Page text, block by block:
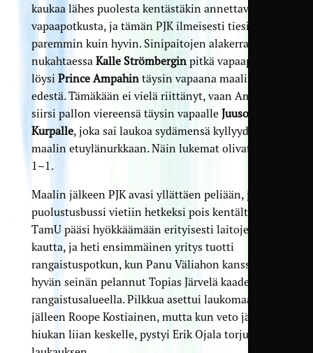
kaukaa lähes puolesta kentästäkin annettavasta
vapaapotkusta, ja tämän PJK ilmeisesti tiesi
paremmin kuin hyvin. Sinipaitojen alakerran
nukahtaessa Kalle Strömberginpitkä vapaapotku
löysi Prince Ampahintäysin vapaana maalin
edestä. Tämäkään ei vielä riittänyt, vaan Ampah
siirsi pallon viereensä täysin vapaalle Juuso
Kurpalle, joka sai laukoa sydämensä kyllyydestä
maalin etuylänurkkaan. Näin lukemat olivat tasan
1–1.
Maalin jälkeen PJK avasi yllättäen peliään, ja
puolustusbussi vietiin hetkeksi pois kentältä.
TamU pääsi hyökkäämään erityisesti laitojen
kautta, ja heti ensimmäinen yritys tuotti
rangaistuspotkun, kun Panu Väliahon kanssa
hyvän seinän pelannut Topias Järvelä kaadettiin
rangaistusalueella. Pilkkua asettui laukomaan
jälleen Roope Kostiainen, mutta kun veto jäi
hiukan liian keskelle, pystyi Erik Ojala torjumaan